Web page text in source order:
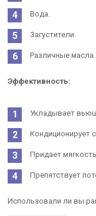
Вода.
Загустители.
Различные масла.
Эффективность:
Укладывает
Кондиционирует
Придает
Препятствует
Использовали ли вы